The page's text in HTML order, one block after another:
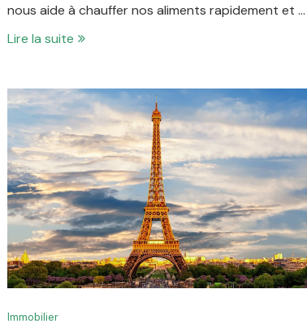
nous aide à chauffer nos aliments rapidement et …
Lire la suite
Immobilier